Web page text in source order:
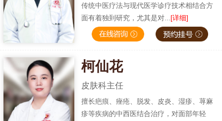
传统中医疗法与现代医学诊疗技术相结合方
面有着独到研究，尤其是对... [详细]
柯仙花
皮肤科主任
擅长疤痕、痤疮、脱发、皮炎、湿疹、荨麻
疹等疾病的中西医结合治疗，对面部年轻